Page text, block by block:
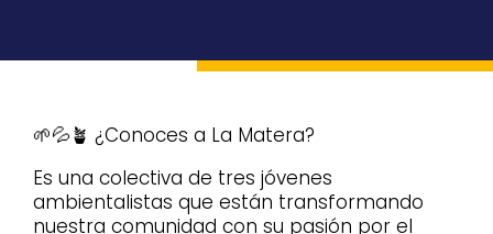
🌱💦🪴 ¿Conoces a La Matera?
Es una colectiva de tres jóvenes
ambientalistas que están transformando
nuestra comunidad con su pasión por el